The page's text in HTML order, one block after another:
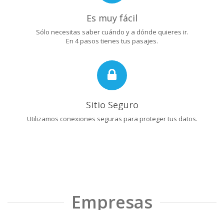
Es muy fácil
Sólo necesitas saber cuándo y a dónde quieres ir.
En 4 pasos tienes tus pasajes.
Sitio Seguro
Utilizamos conexiones seguras para proteger tus datos.
Empresas